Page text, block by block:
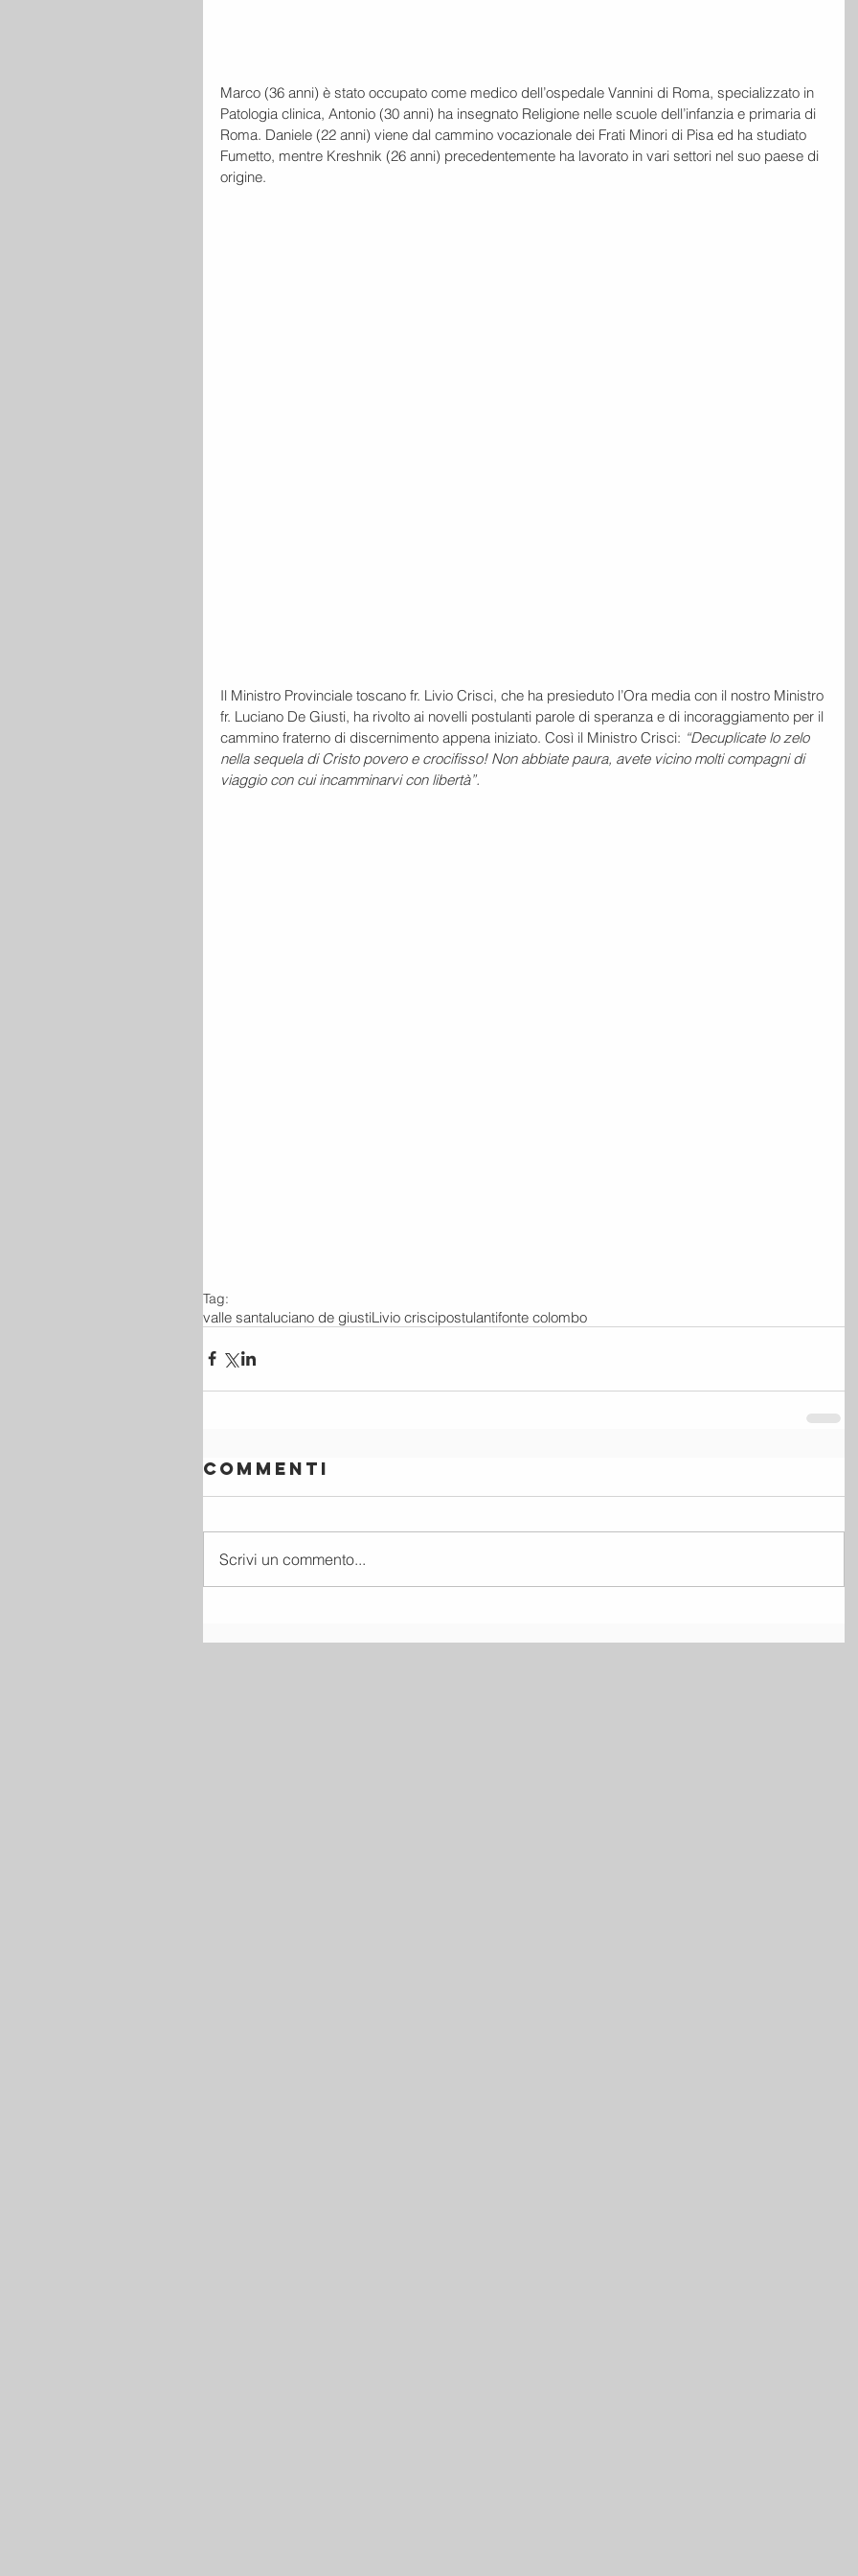
Marco (36 anni) è stato occupato come medico dell’ospedale Vannini di Roma, specializzato in
Patologia clinica, Antonio (30 anni) ha insegnato Religione nelle scuole dell’infanzia e primaria di
Roma. Daniele (22 anni) viene dal cammino vocazionale dei Frati Minori di Pisa ed ha studiato
Fumetto, mentre Kreshnik (26 anni) precedentemente ha lavorato in vari settori nel suo paese di
origine.
Il Ministro Provinciale toscano fr. Livio Crisci, che ha presieduto l’Ora media con il nostro Ministro
fr. Luciano De Giusti, ha rivolto ai novelli postulanti parole di speranza e di incoraggiamento per il
cammino fraterno di discernimento appena iniziato. Così il Ministro Crisci: “Decuplicate lo zelo
nella sequela di Cristo povero e crocifisso! Non abbiate paura, avete vicino molti compagni di
viaggio con cui incamminarvi con libertà”.
Tag:
valle santaluciano de giustiLivio criscipostulantifonte colombo
Commenti
Scrivi un commento...